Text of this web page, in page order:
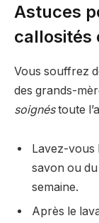
Astuces
callosités
Vous souffrez
des grands-
soignéstoute
Lavez-vous
savon ou
semaine.
Après le